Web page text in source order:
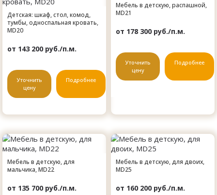
Детская: шкаф, стол, комод,
тумбы, односпальная кровать,
MD20
от 143 200 руб./п.м.
Уточнить
цену
Подробнее
Мебель в детскую, распашной,
MD21
от 178 300 руб./п.м.
Уточнить
цену
Подробнее
Мебель в детскую, для
мальчика, MD22
от 135 700 руб./п.м.
Мебель в детскую, для двоих,
MD25
от 160 200 руб./п.м.